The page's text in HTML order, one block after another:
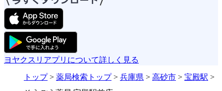
ヨヤクスリアプリについて詳しく見る
トップ> 薬局検索トップ> 兵庫県 > 高砂市 > 宝殿駅 >